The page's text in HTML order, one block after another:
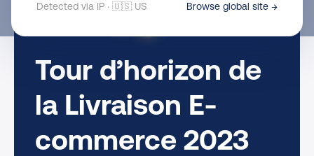
Tour d’horizon de
la Livraison E-
commerce 2023
Detected via IP · 🇺🇸 US Browse global site →